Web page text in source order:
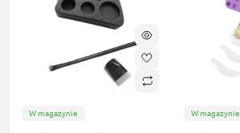
W magazynie W magazynie